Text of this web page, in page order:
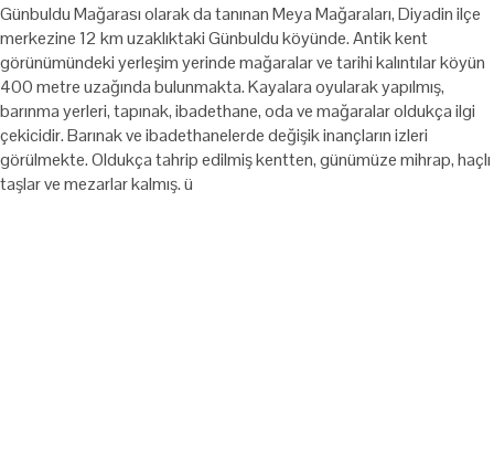
Günbuldu Mağarası olarak da tanınan Meya Mağaraları, Diyadin ilçe
merkezine 12 km uzaklıktaki Günbuldu köyünde. Antik kent
görünümündeki yerleşim yerinde mağaralar ve tarihi kalıntılar köyün
400 metre uzağında bulunmakta. Kayalara oyularak yapılmış,
barınma yerleri, tapınak, ibadethane, oda ve mağaralar oldukça ilgi
çekicidir. Barınak ve ibadethanelerde değişik inançların izleri
görülmekte. Oldukça tahrip edilmiş kentten, günümüze mihrap, haçlı
taşlar ve mezarlar kalmış. ü